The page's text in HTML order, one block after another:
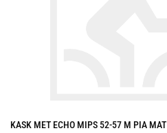
KASK MET ECHO MIPS 52-57 M PIA MAT